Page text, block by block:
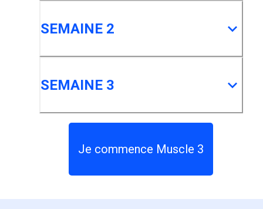
SEMAINE 2
SEMAINE 3
Je commence Muscle 3